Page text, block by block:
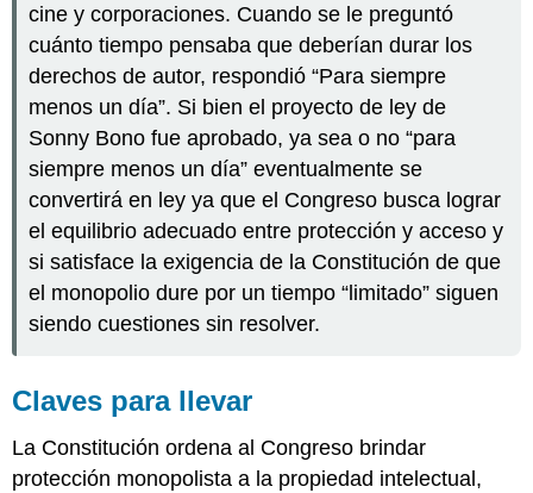
cine y corporaciones. Cuando se le preguntó
cuánto tiempo pensaba que deberían durar los
derechos de autor, respondió “Para siempre
menos un día”. Si bien el proyecto de ley de
Sonny Bono fue aprobado, ya sea o no “para
siempre menos un día” eventualmente se
convertirá en ley ya que el Congreso busca lograr
el equilibrio adecuado entre protección y acceso y
si satisface la exigencia de la Constitución de que
el monopolio dure por un tiempo “limitado” siguen
siendo cuestiones sin resolver.
Claves para llevar
La Constitución ordena al Congreso brindar
protección monopolista a la propiedad intelectual,